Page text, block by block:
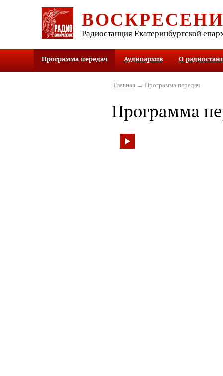
Радиостанция Екатеринбургской
Программа передач Аудиоархив О
Главная→ Программа передач
Программа